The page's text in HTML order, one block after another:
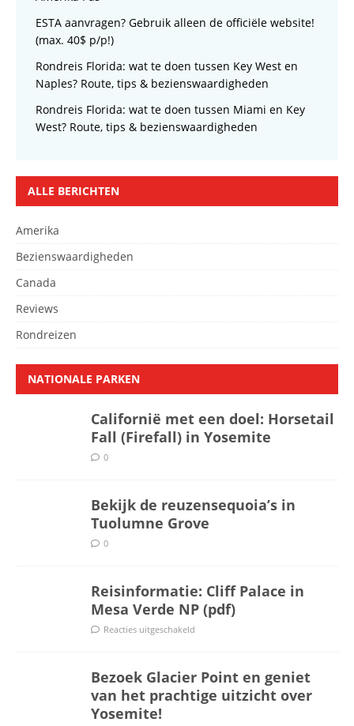
ESTA aanvragen? Gebruik alleen de officiële website!
(max. 40$ p/p!)
Rondreis Florida: wat te doen tussen Key West en
Naples? Route, tips & bezienswaardigheden
Rondreis Florida: wat te doen tussen Miami en Key
West? Route, tips & bezienswaardigheden
ALLE BERICHTEN
Amerika
Bezienswaardigheden
Canada
Reviews
Rondreizen
NATIONALE PARKEN
Californië met een doel: Horsetail
Fall (Firefall) in Yosemite
0
Bekijk de reuzensequoia’s in
Tuolumne Grove
0
Reisinformatie: Cliff Palace in
Mesa Verde NP (pdf)
Reacties uitgeschakeld
Bezoek Glacier Point en geniet
van het prachtige uitzicht over
Yosemite!